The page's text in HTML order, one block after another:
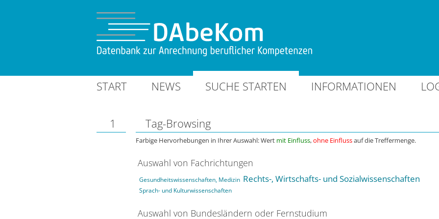
START NEWS SUCHE STARTEN INFORMATIONEN
1 Tag-Browsing
Farbige Hervorhebungen in Ihrer Auswahl: Wert mit Einfluss,ohne Einflussauf die Treffermenge.
Auswahl von Fachrichtungen
Gesundheitswissenschaften, Medizin Rechts-, Wirtschafts- und Sozialwissenschaften
Sprach- und Kulturwissenschaften
Auswahl von Bundesländern oder Fernstudium